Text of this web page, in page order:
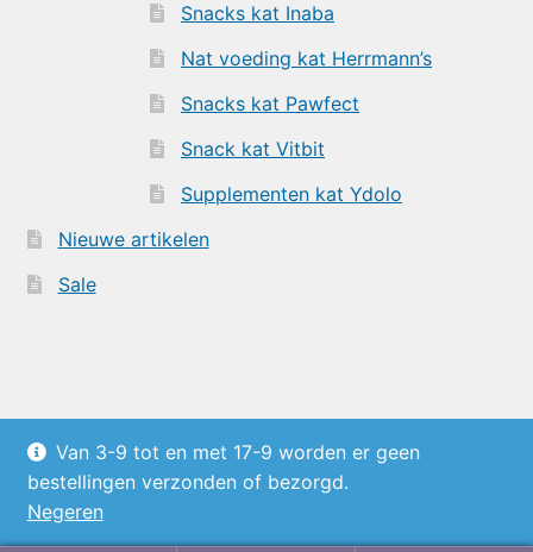
Van 3-9 tot en met 17-9 worden er geen
bestellingen verzonden of bezorgd.
Negeren
Snacks kat Inaba
Nat voeding kat Herrmann’s
Snacks kat Pawfect
Snack kat Vitbit
Supplementen kat Ydolo
Nieuwe artikelen
Sale
Privacy Policy/Cookies van Bagus-
Petstore.nl
Gebouwd met WooCommerce